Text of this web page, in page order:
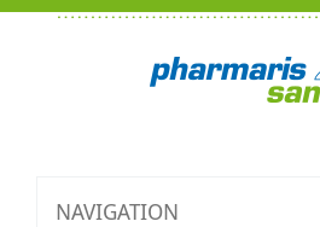
NAVIGATION